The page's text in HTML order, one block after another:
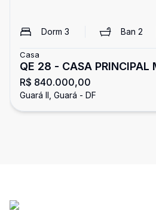
Dorm 3 Ban2
Casa
QE 28 - CASA PRINCIPAL
EDÍCULA - 03 QUARTOS
SUÍTE - ACEITA
R$ 840.000,00
Guará II, Guará - DF